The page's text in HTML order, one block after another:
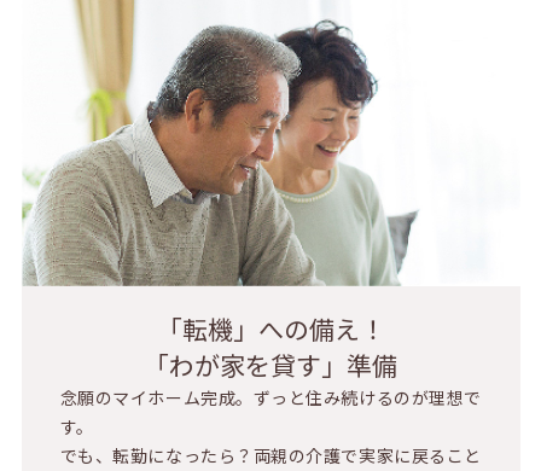
「転機」への備え！
「わが家を貸す」準備
念願のマイホーム完成。ずっと住み続けるのが理想で
す。
でも、転勤になったら？両親の介護で実家に戻ること